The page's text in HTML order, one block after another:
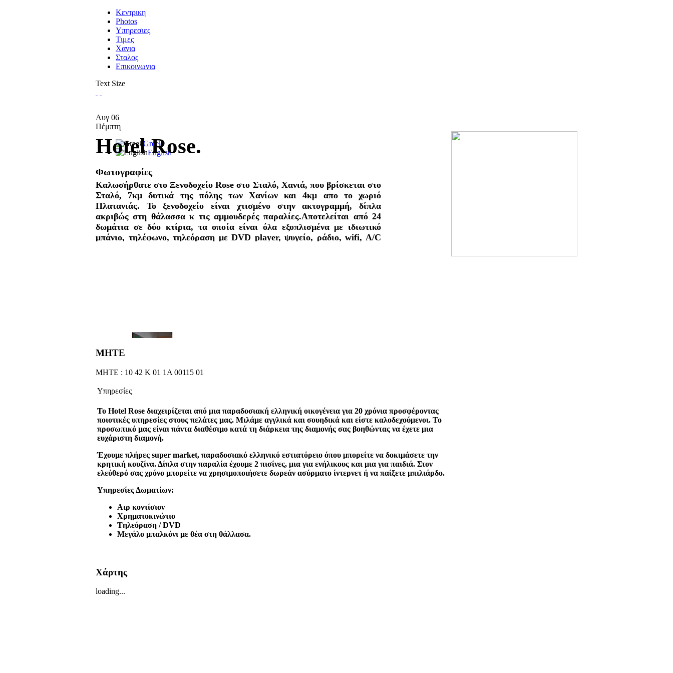
Κεντρικη
Photos
Υπηρεσιες
Tιμες
Χανια
Σταλος
Επικοινωνια
Text Size
Αυγ 06
Πέμπτη
Hotel Rose.
Καλωσήρθατε στο Ξενοδοχείο Rose στο Σταλό, Χανιά, που βρίσκεται στο
Σταλό, 7κμ δυτικά της πόλης των Χανίων και 4κμ απο το χωριό
Πλατανιάς. Το ξενοδοχείο είναι χτισμένο στην ακτογραμμή, δίπλα
ακριβώς στη θάλασσα κ τις αμμουδερές παραλίες.Αποτελείται από 24
δωμάτια σε δύο κτίρια, τα οποία είναι όλα εξοπλισμένα με ιδιωτικό
μπάνιο, τηλέφωνο, τηλεόραση με DVD player, ψυγείο, ράδιο, wifi, A/C
Greek
English
Φωτογραφίες
ΜΗΤΕ
ΜΗΤΕ : 10 42 Κ 01 1Α 00115 01
Υπηρεσίες
To Hotel Rose διαχειρίζεται από μια παραδοσιακή ελληνική οικογένεια για 20 χρόνια προσφέροντας
ποιοτικές υπηρεσίες στους πελάτες μας. Μιλάμε αγγλικά και σουηδικά και είστε καλοδεχούμενοι. Το
προσωπικό μας είναι πάντα διαθέσιμο κατά τη διάρκεια της διαμονής σας βοηθώντας να έχετε μια
ευχάριστη διαμονή.
Έχουμε πλήρες super market, παραδοσιακό ελληνικό εστιατόρειο όπου μπορείτε να δοκιμάσετε την
κρητική κουζίνα. Δίπλα στην παραλία έχουμε 2 πισίνες, μια για ενήλικους και μια για παιδιά. Στον
ελεύθερό σας χρόνο μπορείτε να χρησιμοποιήσετε δωρεάν ασύρματο ίντερνετ ή να παίξετε μπιλιάρδο.
Υπηρεσίες Δωματίων:
Αιρ κοντίσιον
Χρηματοκινώτιο
Tηλεόραση / DVD
Μεγάλο μπαλκόνι με θέα στη θάλλασα.
Χάρτης
loading...